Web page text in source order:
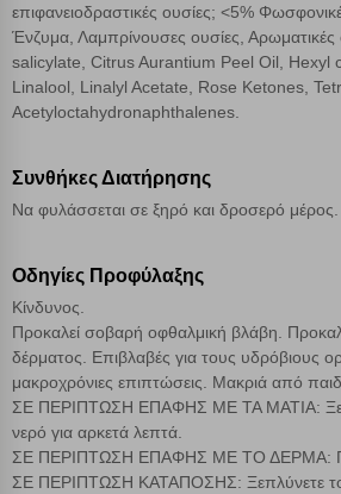
επιφανειοδραστικές ουσίες; <5%
Ένζυμα, Λαμπρίνουσες ουσίες, Αρωματικές
salicylate, Citrus Aurantium Peel Oil, Hexyl
Linalool, Linalyl Acetate, Rose Ketones,
Acetyloctahydronaphthalenes.
Συνθήκες Διατήρησης
Να φυλάσσεται σε ξηρό και δροσερό μέρος.
Οδηγίες Προφύλαξης
Κίνδυνος.
Προκαλεί σοβαρή οφθαλμική βλάβη.
δέρματος. Επιβλαβές για τους υδρόβιους
μακροχρόνιες επιπτώσεις. Μακριά από
ΣΕ ΠΕΡΙΠΤΩΣΗ ΕΠΑΦΗΣ ΜΕ ΤΑ ΜΑΤΙΑ:
νερό για αρκετά λεπτά.
ΣΕ ΠΕΡΙΠΤΩΣΗ ΕΠΑΦΗΣ ΜΕ ΤΟ ΔΕΡΜΑ:
ΣΕ ΠΕΡΙΠΤΩΣΗ ΚΑΤΑΠΟΣΗΣ: Ξεπλύνετε
γνωρίζετε ότι αποκλεισμός ορισμένων
μπορεί να επηρεάσει την εμπειρία της
χρήσης των υπηρεσιών μας.Δείτε
Λειτουργικά cookies
Cookies στόχευσης
Απολύτως απαραίτητα cookies
Αποθήκευση
Απόρριψη όλων